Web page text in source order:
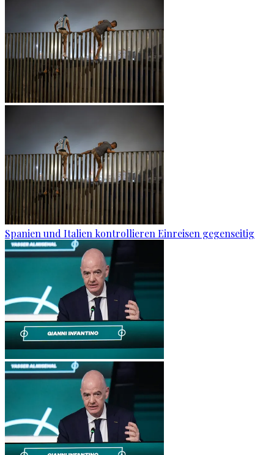
Spanien und Italien kontrollieren Einreisen gegenseitig